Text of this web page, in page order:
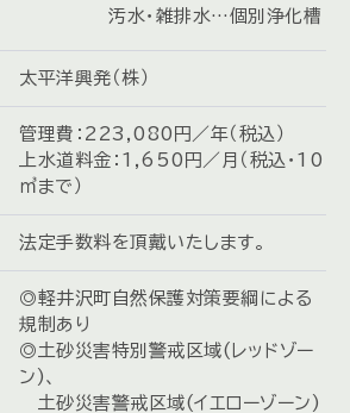
汚水・雑排水…個別浄化槽
太平洋興発（株）
管理費：223,080円／年（税込）
上水道料金：1,650円／月（税込・10
㎥まで）
法定手数料を頂戴いたします。
◎軽井沢町自然保護対策要綱による
規制あり
◎土砂災害特別警戒区域(レッドゾー
ン)、
土砂災害警戒区域(イエローゾーン)